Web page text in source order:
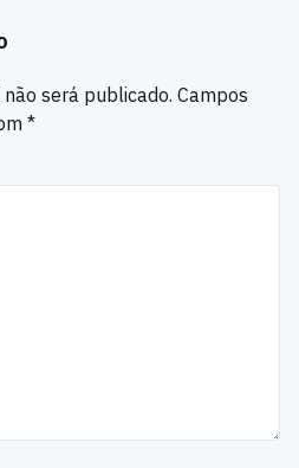
será publicado. Campos
*